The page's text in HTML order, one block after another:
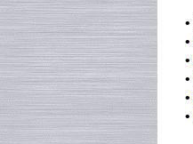
•
•
•
•
•
•